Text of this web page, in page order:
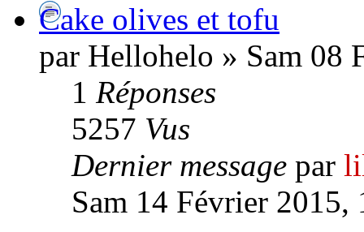
Cake olives et tofu
par Hellohelo » Sam 08
1 Réponses
5257 Vus
Dernier message par
Sam 14 Février 2015,